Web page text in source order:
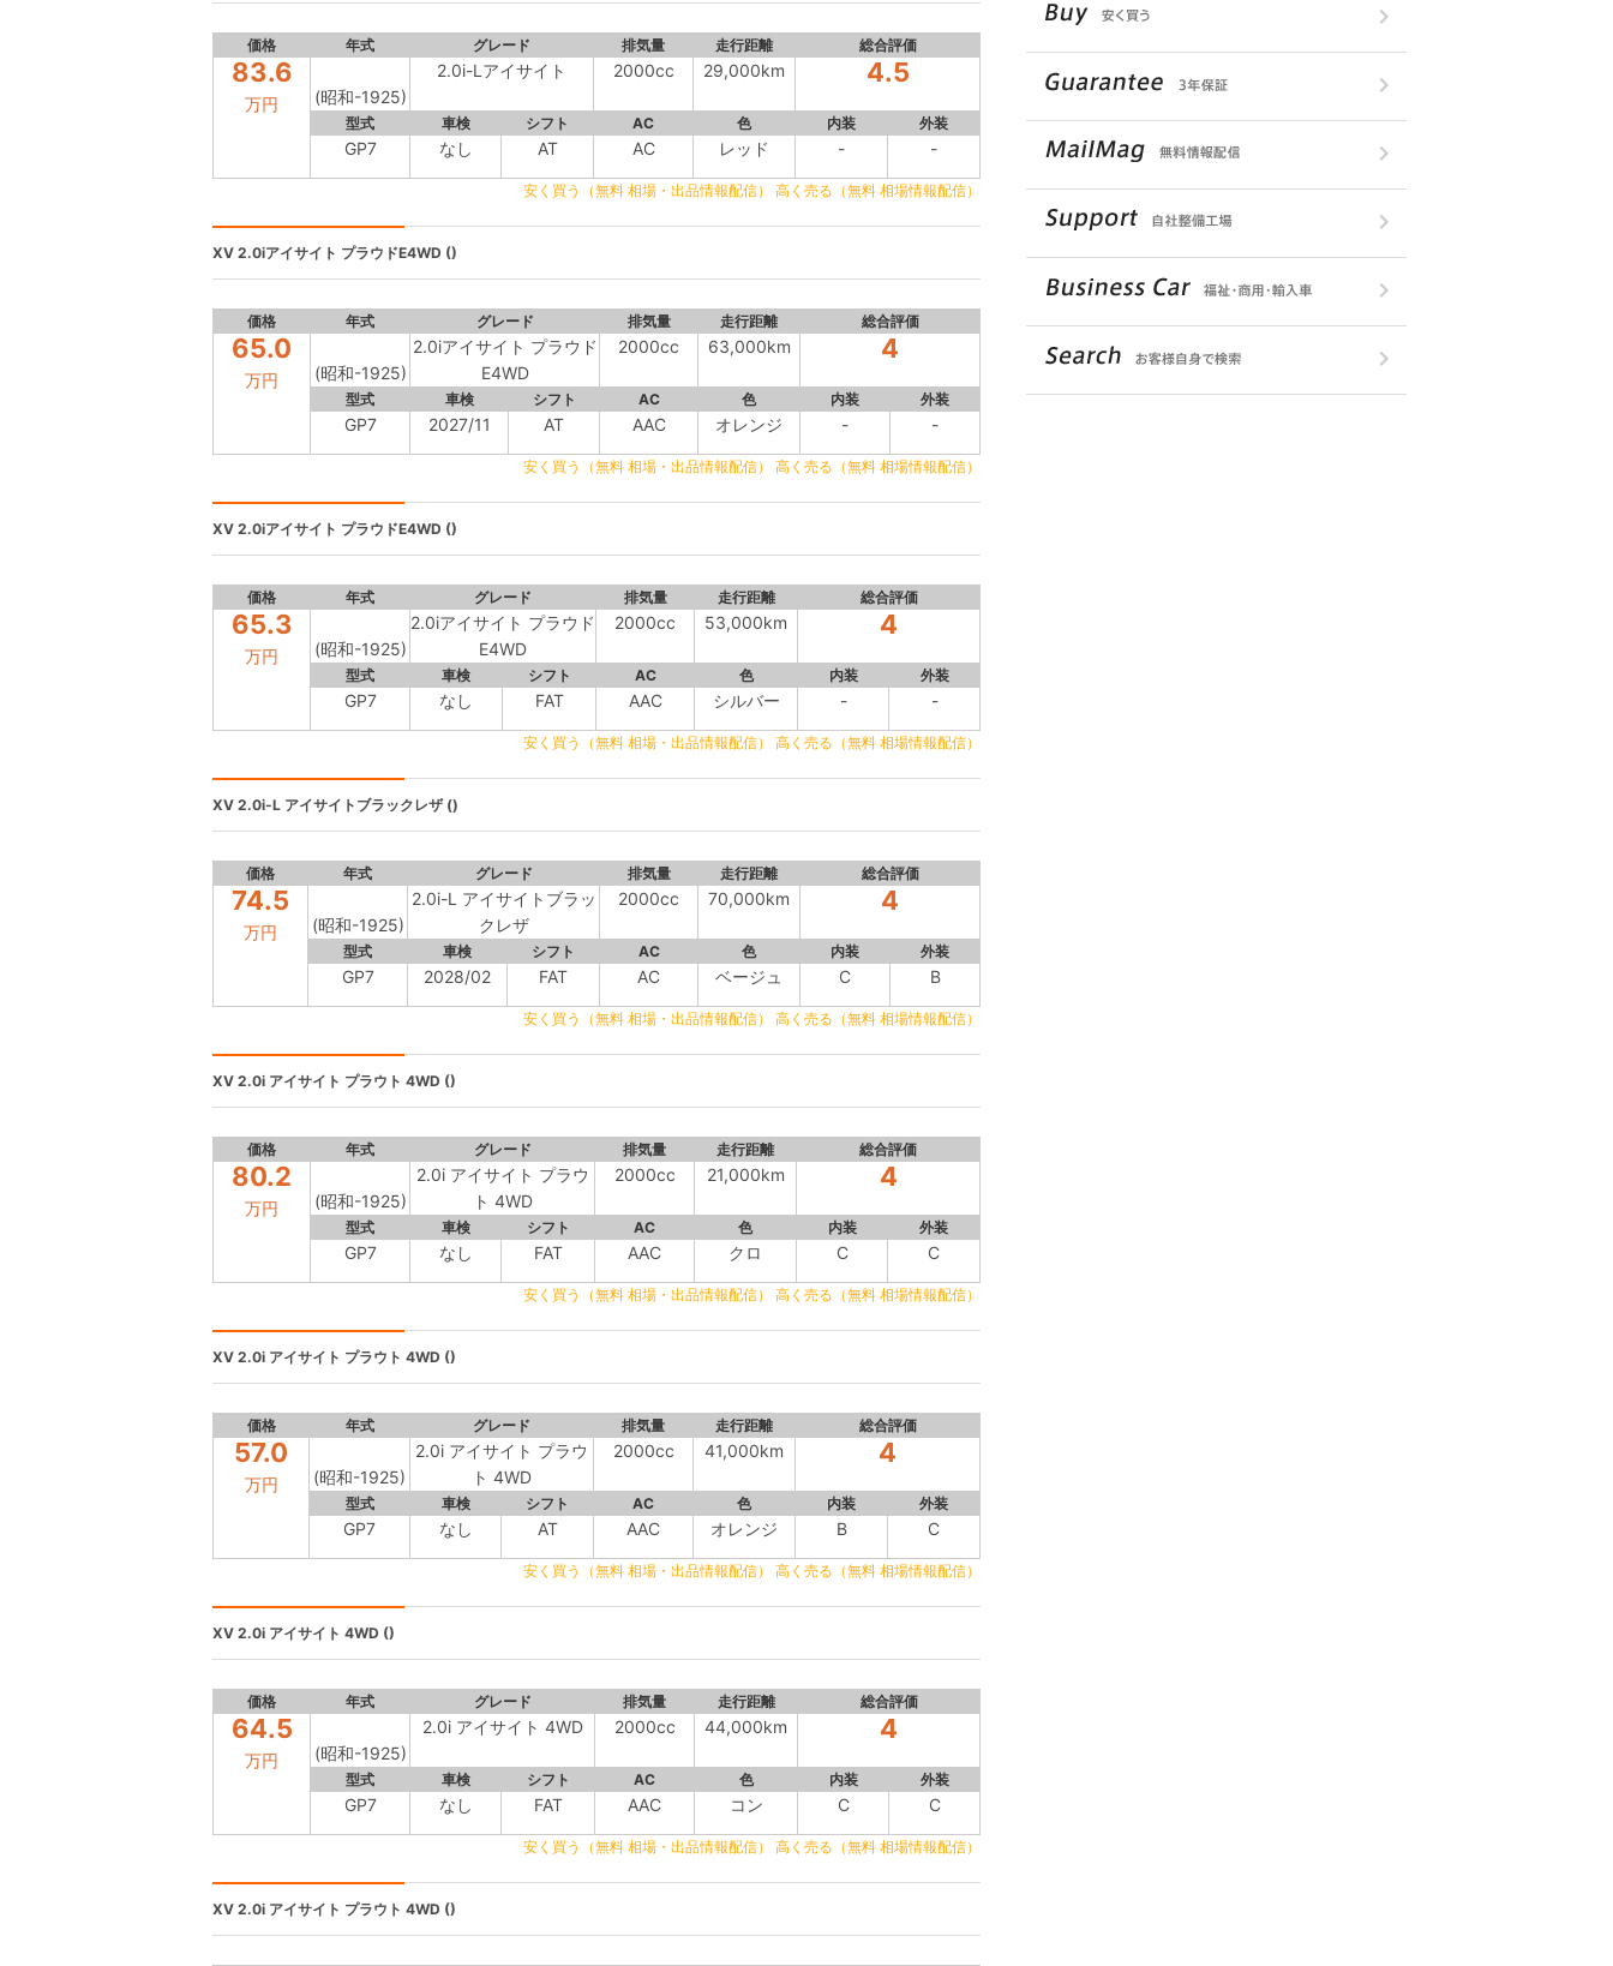
価格 年式 グレード 排気量 走行距離 総合評価
83.6
万円 (昭和-1925)
2.0i-Lアイサイト 2000cc 29,000km 4.5
型式 車検 シフト AC 色 内装 外装
GP7 なし AT AC レッド - -
安く買う（無料 相場・出品情報配信） 高く売る（無料 相場情報配信）
XV 2.0iアイサイト プラウドE4WD ()
価格 年式 グレード 排気量 走行距離 総合評価
65.0
万円 (昭和-1925)
2.0iアイサイト プラウド
E4WD
2000cc 63,000km 4
型式 車検 シフト AC 色 内装 外装
GP7 2027/11 AT AAC オレンジ - -
安く買う（無料 相場・出品情報配信） 高く売る（無料 相場情報配信）
XV 2.0iアイサイト プラウドE4WD ()
価格 年式 グレード 排気量 走行距離 総合評価
65.3
万円 (昭和-1925)
2.0iアイサイト プラウド
E4WD
2000cc 53,000km 4
型式 車検 シフト AC 色 内装 外装
GP7 なし FAT AAC シルバー - -
安く買う（無料 相場・出品情報配信） 高く売る（無料 相場情報配信）
XV 2.0i-L アイサイトブラックレザ ()
価格 年式 グレード 排気量 走行距離 総合評価
74.5
万円 (昭和-1925)
2.0i-L アイサイトブラッ
クレザ
2000cc 70,000km 4
型式 車検 シフト AC 色 内装 外装
GP7 2028/02 FAT AC ベージュ C B
安く買う（無料 相場・出品情報配信） 高く売る（無料 相場情報配信）
XV 2.0i アイサイト プラウト 4WD ()
価格 年式 グレード 排気量 走行距離 総合評価
80.2
万円 (昭和-1925)
2.0i アイサイト プラウ
ト 4WD
2000cc 21,000km 4
型式 車検 シフト AC 色 内装 外装
GP7 なし FAT AAC クロ C C
安く買う（無料 相場・出品情報配信） 高く売る（無料 相場情報配信）
XV 2.0i アイサイト プラウト 4WD ()
価格 年式 グレード 排気量 走行距離 総合評価
57.0
万円 (昭和-1925)
2.0i アイサイト プラウ
ト 4WD
2000cc 41,000km 4
型式 車検 シフト AC 色 内装 外装
GP7 なし AT AAC オレンジ B C
安く買う（無料 相場・出品情報配信） 高く売る（無料 相場情報配信）
XV 2.0i アイサイト 4WD ()
価格 年式 グレード 排気量 走行距離 総合評価
64.5
万円 (昭和-1925)
2.0i アイサイト 4WD 2000cc 44,000km 4
型式 車検 シフト AC 色 内装 外装
GP7 なし FAT AAC コン C C
安く買う（無料 相場・出品情報配信） 高く売る（無料 相場情報配信）
XV 2.0i アイサイト プラウト 4WD ()